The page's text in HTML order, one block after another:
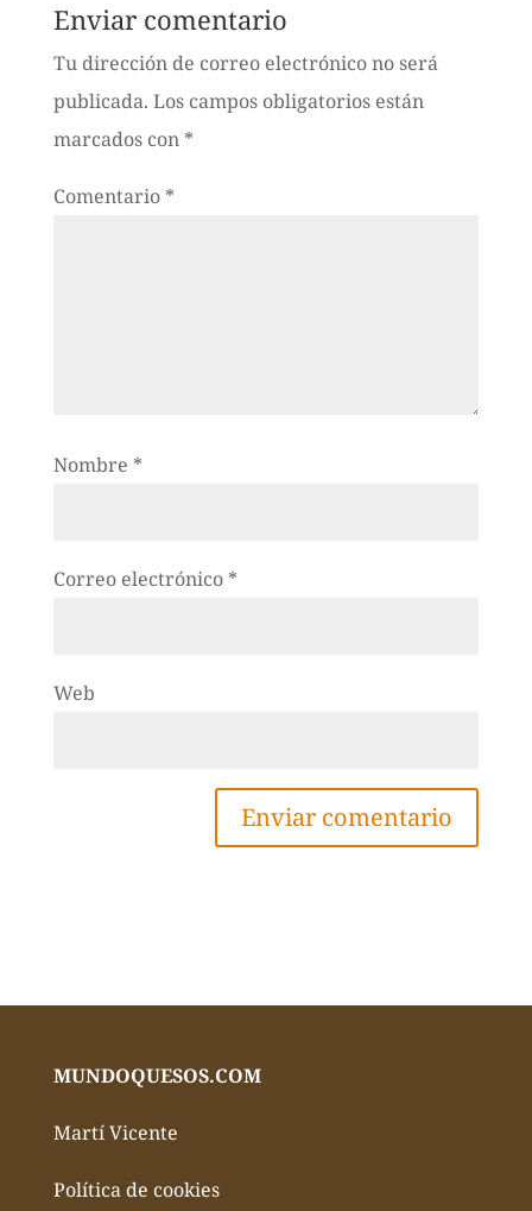
Enviar comentario
Tu dirección de correo electrónico no será
publicada. Los campos obligatorios están
marcados con *
Comentario *
Nombre *
Correo electrónico *
Web
MUNDOQUESOS.COM
Martí Vicente
Política de cookies